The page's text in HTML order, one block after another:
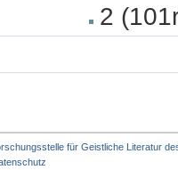
2
für Geistliche Literatur